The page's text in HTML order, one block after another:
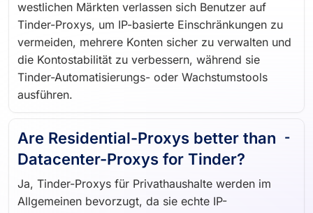
westlichen Märkten verlassen sich Benutzer auf
Tinder-Proxys, um IP-basierte Einschränkungen zu
vermeiden, mehrere Konten sicher zu verwalten und
die Kontostabilität zu verbessern, während sie
Tinder-Automatisierungs- oder Wachstumstools
ausführen.
Are Residential-Proxys better than
Datacenter-Proxys for Tinder?
Ja, Tinder-Proxys für Privathaushalte werden im
Allgemeinen bevorzugt, da sie echte IP-